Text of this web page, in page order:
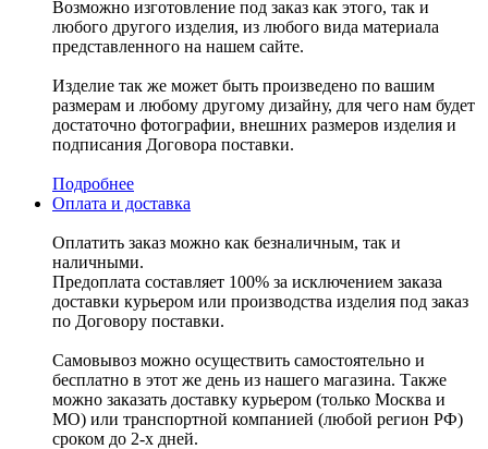
Возможно изготовление под заказ как этого, так и
любого другого изделия, из любого вида материала
представленного на нашем сайте.
Изделие так же может быть произведено по вашим
размерам и любому другому дизайну, для чего нам будет
достаточно фотографии, внешних размеров изделия и
подписания Договора поставки.
Подробнее
Оплата и доставка
Оплатить заказ можно как безналичным, так и
наличными.
Предоплата составляет 100% за исключением заказа
доставки курьером или производства изделия под заказ
по Договору поставки.
Самовывоз можно осуществить самостоятельно и
бесплатно в этот же день из нашего магазина. Также
можно заказать доставку курьером (только Москва и
МО) или транспортной компанией (любой регион РФ)
сроком до 2-х дней.